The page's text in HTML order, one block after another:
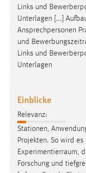
Links und
Unterlagen [...]
Ansprechpersonen
und
Links und
Unterlagen
Einblicke
Relevanz:
Stationen,
Projekten. So wird
Experimentierraum,
Forschung und